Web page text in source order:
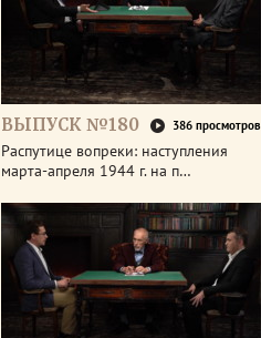
ВЫПУСК №180 386 просмотров
Распутице вопреки: наступления
марта-апреля 1944 г. на п…